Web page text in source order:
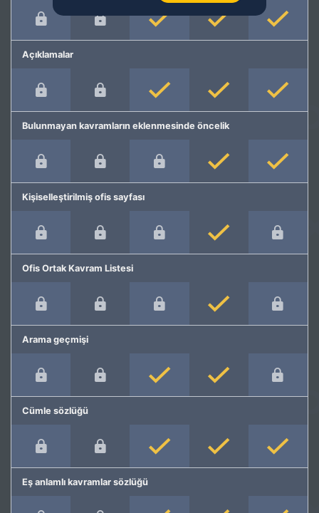
Açıklamalar
Bulunmayan kavramların eklenmesinde öncelik
Kişiselleştirilmiş ofis sayfası
Ofis Ortak Kavram Listesi
Arama geçmişi
Cümle sözlüğü
Eş anlamlı kavramlar sözlüğü